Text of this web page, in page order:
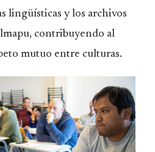
lingüísticas y los archivos
contribuyendo al
mutuo entre culturas.